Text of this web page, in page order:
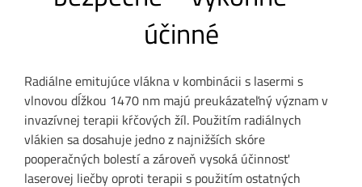
účinné
Radiálne emitujúce vlákna v kombinácii s lasermi s
vlnovou dĺžkou 1470 nm majú preukázateľný význam v
invazívnej terapii kŕčových žíl. Použitím radiálnych
vlákien sa dosahuje jedno z najnižších skóre
pooperačných bolestí a zároveň vysoká účinnosť
laserovej liečby oproti terapii s použitím ostatných
základné
funkcie, ako je
navigácia na
prístup do
zabezpečených
oblastí. Bez
týchto súborov
cookies
nemôže